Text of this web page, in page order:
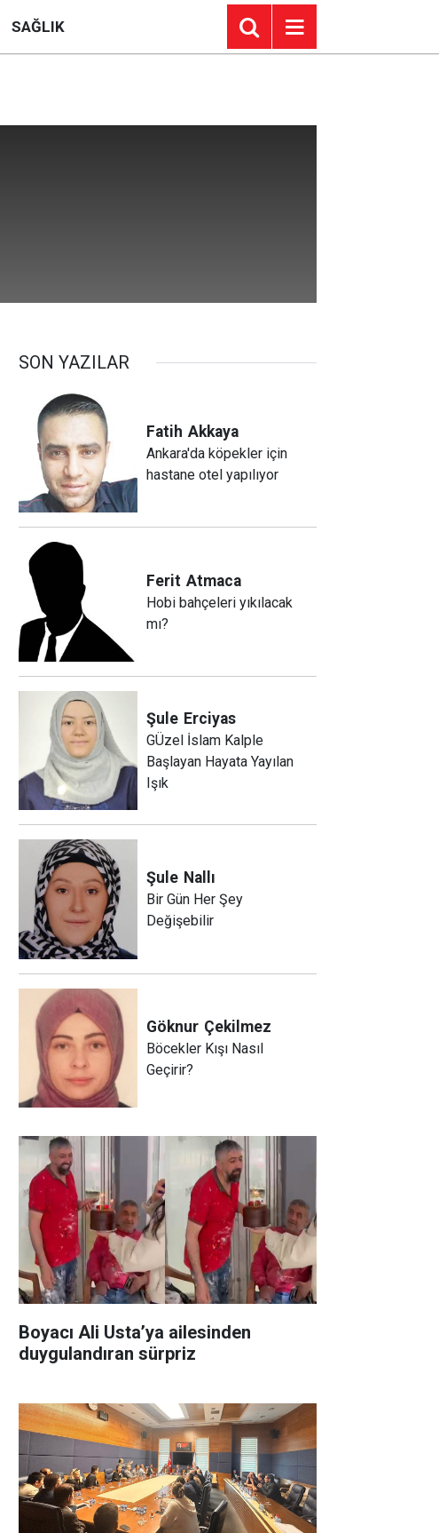
SAĞLIK
SON YAZILAR
Fatih Akkaya
Ankara'da köpekler için
hastane otel yapılıyor
Ferit Atmaca
Hobi bahçeleri yıkılacak
mı?
Şule Erciyas
GÜzel İslam Kalple
Başlayan Hayata Yayılan
Işık
Şule Nallı
Bir Gün Her Şey
Değişebilir
Göknur Çekilmez
Böcekler Kışı Nasıl
Geçirir?
Boyacı Ali Usta’ya ailesinden
duygulandıran sürpriz